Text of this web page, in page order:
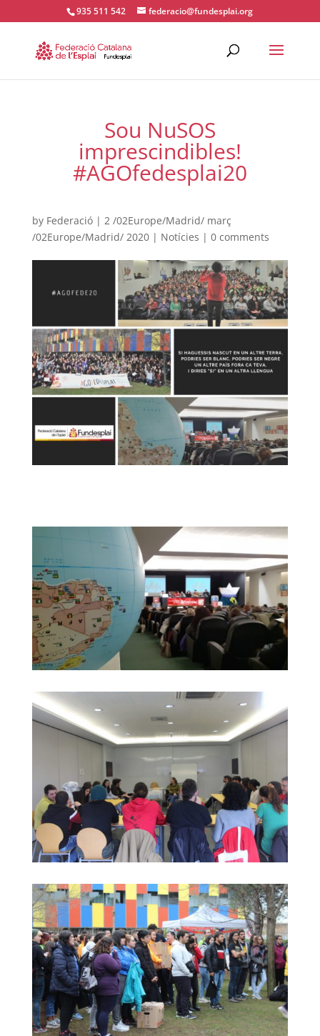
935 511 542 federacio@fundesplai.org
Sou NuSOS
imprescindibles!
#AGOfedesplai20
by Federació| 2 /02Europe/Madrid/ març
/02Europe/Madrid/ 2020| Notícies | 0 comments
ACTIVITATS D'ESTIU
MÓN ESCOLAR
ALBERG CENTRE ESPLAI
FORMACIÓ
CASES DE COLÒNIES
ACCIÓ SOCIAL I JOVES
ESPLAIS
SUPORT TERCER SECTOR
CONEIX FUNDESPLAI
La Fundació
L'equip
Missió i valors
Els comptes clars
Memòria d'activitats
Proposta educativa
ACTUALITAT
Notícies
Diari de la Fundació
Fundesplai als mitjans
Xarxes socials
COL·LABORA
Fes voluntariat